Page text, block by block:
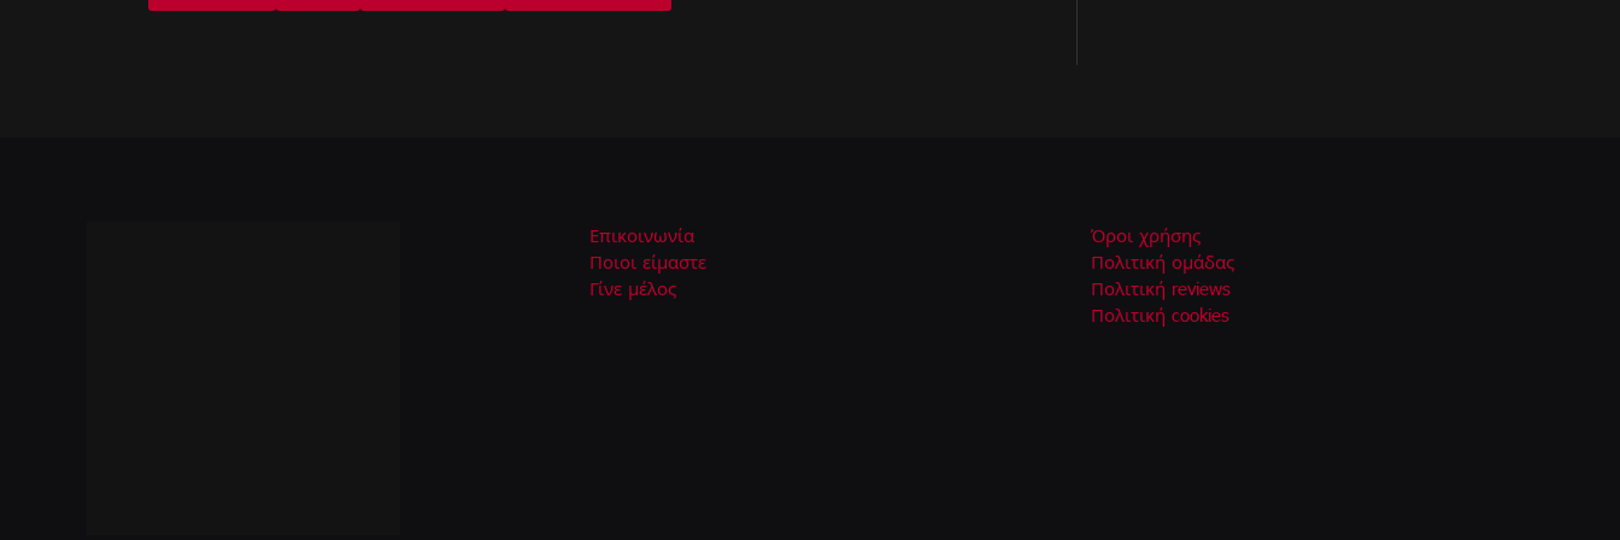
Επικοινωνία
Ποιοι είμαστε
Γίνε μέλος
Όροι χρήσης
Πολιτική ομάδας
Πολιτική reviews
Πολιτική cookies